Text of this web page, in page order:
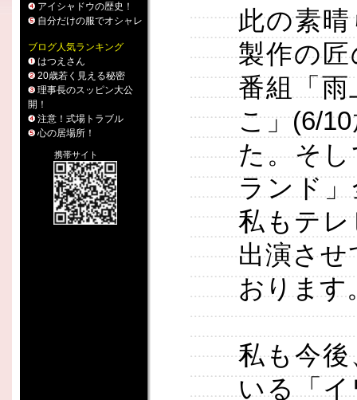
アイシャドウの歴史！
自分だけの服でオシャレ
ブログ人気ランキング
はつえさん
20歳若く見える秘密
理事長のスッピン大公
開！
注意！式場トラブル
心の居場所！
携帯サイト
此の素
製作の
番組「
こ」(6/
た。そ
ランド
私もテ
出演させ
おります
私も今
いる「